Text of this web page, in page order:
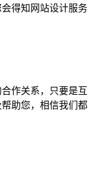
得知网站设计服务
作关系，只要是互
助您，相信我们都